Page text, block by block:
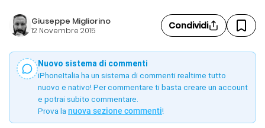
Giuseppe Migliorino
12 Novembre 2015 Condividi
Nuovo sistema di commenti
iPhoneItalia ha un sistema di commenti realtime tutto
nuovo e nativo! Per commentare ti basta creare un account
e potrai subito commentare.
Prova la nuova sezione commenti!